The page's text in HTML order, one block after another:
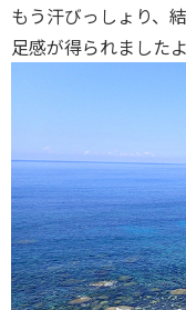
もう汗びっしょり、
足感が得られましたよ